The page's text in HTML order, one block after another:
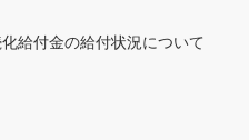
給付金の給付状況について